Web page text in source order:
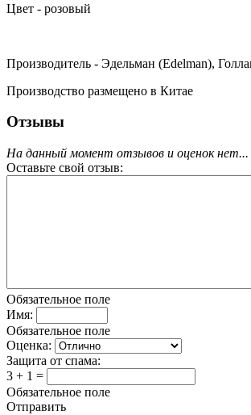
Цвет - розовый
Производитель - Эдельман (Edelman),
Производство размещено в Китае
Отзывы
На данный момент отзывов и оценок нет...
Оставьте свой отзыв:
Обязательное поле
Имя:
Обязательное поле
Оценка:
Защита от спама:
3 + 1 =
Обязательное поле
Отправить